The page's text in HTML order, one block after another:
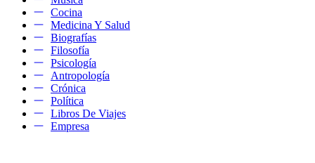
Cocina
Medicina Y Salud
Biografías
Filosofía
Psicología
Antropología
Crónica
Política
Libros De Viajes
Empresa